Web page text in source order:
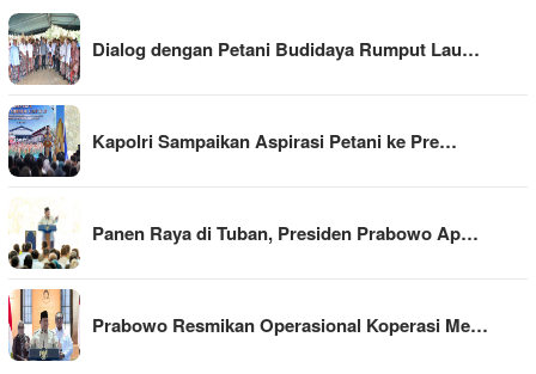
Dialog dengan Petani Budidaya Rumput Lau…
Kapolri Sampaikan Aspirasi Petani ke Pre…
Panen Raya di Tuban, Presiden Prabowo Ap…
Prabowo Resmikan Operasional Koperasi Me…